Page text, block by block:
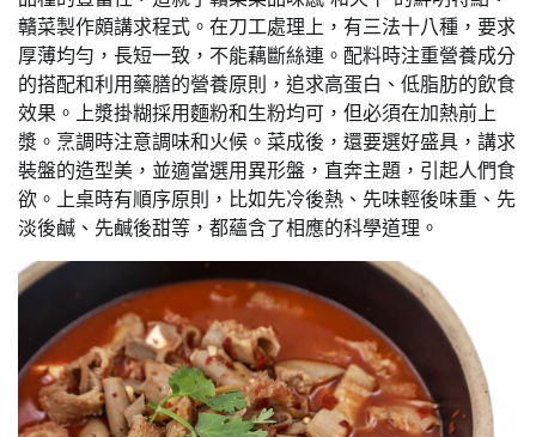
贛菜製作頗講求程式。在刀工處理上，有三法十八種，要求
厚薄均勻，長短一致，不能藕斷絲連。配料時注重營養成分
的搭配和利用藥膳的營養原則，追求高蛋白、低脂肪的飲食
效果。上漿掛糊採用麵粉和生粉均可，但必須在加熱前上
漿。烹調時注意調味和火候。菜成後，還要選好盛具，講求
裝盤的造型美，並適當選用異形盤，直奔主題，引起人們食
欲。上桌時有順序原則，比如先冷後熱、先味輕後味重、先
淡後鹹、先鹹後甜等，都蘊含了相應的科學道理。